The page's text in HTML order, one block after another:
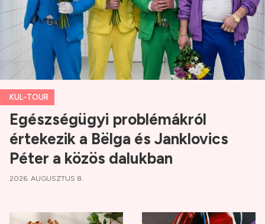
KUL-TOUR
Egészségügyi problémákról
értekezik a Bëlga és Janklovics
Péter a közös dalukban
2026. AUGUSZTUS 8.